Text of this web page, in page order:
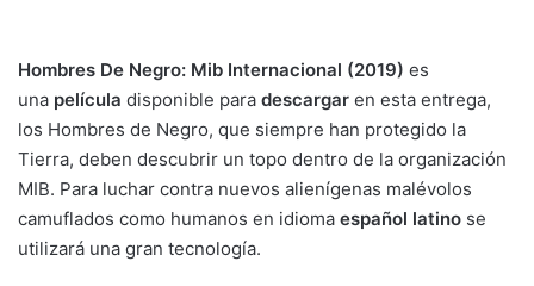
Hombres De Negro: Mib Internacional (2019) es
una película disponible para descargar en esta entrega,
los Hombres de Negro, que siempre han protegido la
Tierra, deben descubrir un topo dentro de la organización
MIB. Para luchar contra nuevos alienígenas malévolos
camuflados como humanos en idioma español latino se
utilizará una gran tecnología.